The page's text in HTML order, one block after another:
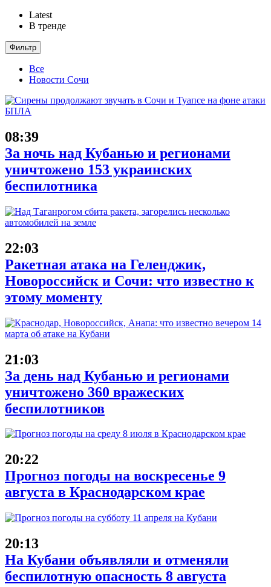
Latest
В тренде
Фильтр
Все
Новости Сочи
08:39
За ночь над Кубанью и регионами
уничтожено 153 украинских
беспилотника
22:03
Ракетная атака на Геленджик,
Новороссийск и Сочи: что известно к
этому моменту
21:03
За день над Кубанью и регионами
уничтожено 360 вражеских
беспилотников
20:22
Прогноз погоды на воскресенье 9
августа в Краснодарском крае
20:13
На Кубани объявляли и отменяли
беспилотную опасность 8 августа